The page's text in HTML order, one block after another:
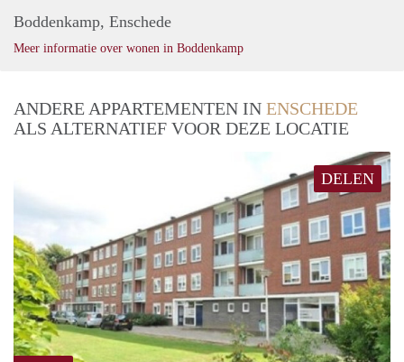
Boddenkamp, Enschede
Meer informatie over wonen in Boddenkamp
ANDERE APPARTEMENTEN IN ENSCHEDE
ALS ALTERNATIEF VOOR DEZE LOCATIE
DELEN